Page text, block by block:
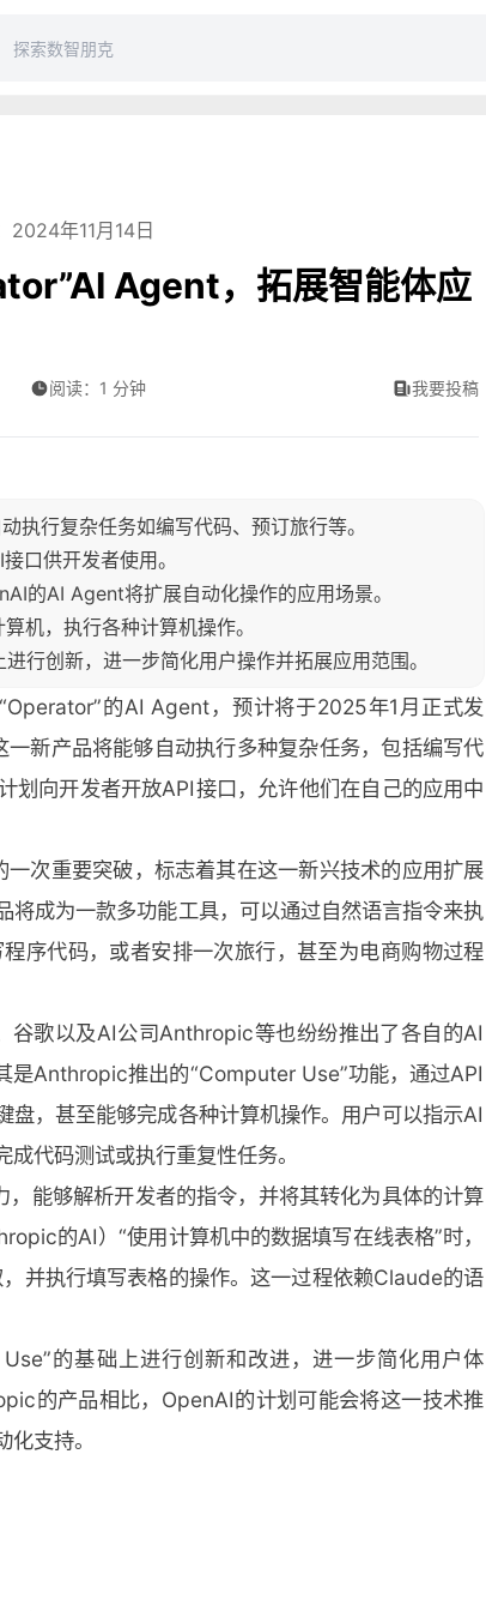
2024年11月14日
Agent，拓展智能体应
阅读：1 分钟 我要投稿
执行复杂任务如编写代码、预订旅行等。
口供开发者使用。
的AI Agent将扩展自动化操作的应用场景。
机，执行各种计算机操作。
行创新，进一步简化用户操作并拓展应用范围。
的AI Agent，预计将于2025年1月正式发
新产品将能够自动执行多种复杂任务，包括编写代
划向开发者开放API接口，允许他们在自己的应用中
次重要突破，标志着其在这一新兴技术的应用扩展
将成为一款多功能工具，可以通过自然语言指令来执
序代码，或者安排一次旅行，甚至为电商购物过程
谷歌以及AI公司Anthropic等也纷纷推出了各自的AI
是Anthropic推出的“Computer Use”功能，通过API
，甚至能够完成各种计算机操作。用户可以指示AI
代码测试或执行重复性任务。
能够解析开发者的指令，并将其转化为具体的计算
的AI）“使用计算机中的数据填写在线表格”时，
并执行填写表格的操作。这一过程依赖Claude的语
的基础上进行创新和改进，进一步简化用户体
的产品相比，OpenAI的计划可能会将这一技术推
支持。